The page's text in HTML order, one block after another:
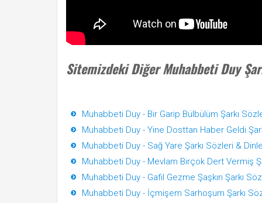
Sitemizdeki Diğer Muhabbeti Duy
Muhabbeti Duy - Bir Garip Bülbülüm Şarkı
Muhabbeti Duy - Yine Dosttan Haber Geldi
Muhabbeti Duy - Sağ Yare Şarkı Sözleri & Dinle
Muhabbeti Duy - Mevlam Birçok Dert Vermiş
Muhabbeti Duy - Gafil Gezme Şaşkın Şarkı
Muhabbeti Duy - İçmişem Sarhoşum Şarkı